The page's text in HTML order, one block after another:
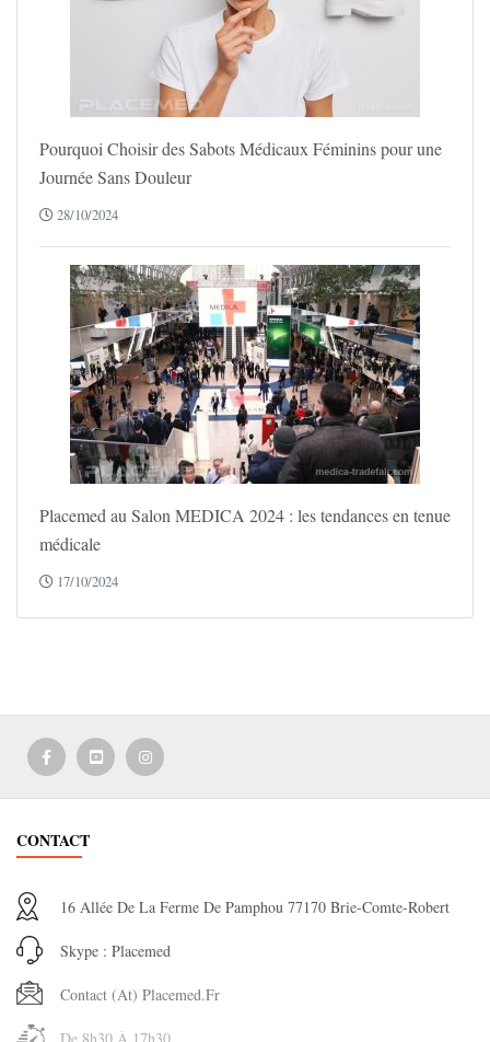
Pourquoi Choisir des Sabots Médicaux Féminins pour une
Journée Sans Douleur
28/10/2024
Placemed au Salon MEDICA 2024 : les tendances en tenue
médicale
17/10/2024
CONTACT
16 Allée De La Ferme De Pamphou 77170 Brie-Comte-Robert
Skype : Placemed
Contact (at) Placemed.fr